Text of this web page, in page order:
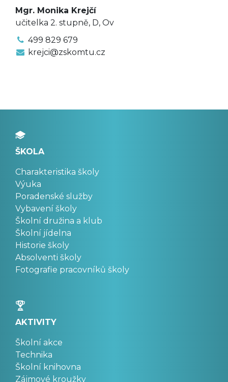
Mgr. Monika Krejčí
učitelka 2. stupně, D, Ov
499 829 679
krejci@zskomtu.cz
ŠKOLA
Charakteristika školy
Výuka
Poradenské služby
Vybavení školy
Školní družina a klub
Školní jídelna
Historie školy
Absolventi školy
Fotografie pracovníků školy
AKTIVITY
Školní akce
Technika
Školní knihovna
Zájmové kroužky